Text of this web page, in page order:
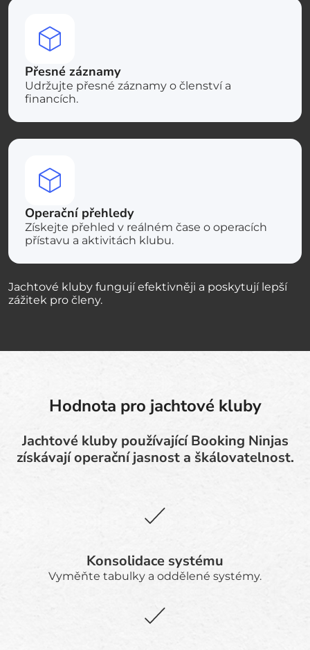
Přesné záznamy
Udržujte přesné záznamy o členství a
financích.
Operační přehledy
Získejte přehled v reálném čase o operacích
přístavu a aktivitách klubu.
Jachtové kluby fungují efektivněji a poskytují lepší
zážitek pro členy.
Hodnota pro jachtové kluby
Jachtové kluby používající Booking Ninjas
získávají operační jasnost a škálovatelnost.
Konsolidace systému
Vyměňte tabulky a oddělené systémy.